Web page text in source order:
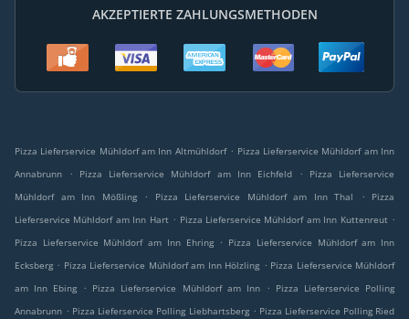
AKZEPTIERTE ZAHLUNGSMETHODEN
Pizza Lieferservice Mühldorf am Inn Altmühldorf . Pizza Lieferservice Mühldorf am Inn
Annabrunn
. Pizza Lieferservice Mühldorf am Inn Eichfeld .
Pizza Lieferservice
Mühldorf am Inn Mößling
. Pizza Lieferservice Mühldorf am Inn Thal .
Pizza
Lieferservice Mühldorf am Inn Hart . Pizza Lieferservice Mühldorf am Inn Kuttenreut .
Pizza Lieferservice Mühldorf am Inn Ehring . Pizza Lieferservice Mühldorf am Inn
Ecksberg . Pizza Lieferservice Mühldorf am Inn Hölzling . Pizza Lieferservice Mühldorf
am Inn Ebing
. Pizza Lieferservice Mühldorf am Inn . Pizza Lieferservice Polling
Annabrunn . Pizza Lieferservice Polling Liebhartsberg . Pizza Lieferservice Polling Ried